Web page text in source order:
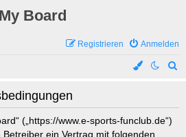
My Board
Anmelden
Registrieren
(„https://www.e-sports-funclub.de“)
ein Vertrag mit folgenden